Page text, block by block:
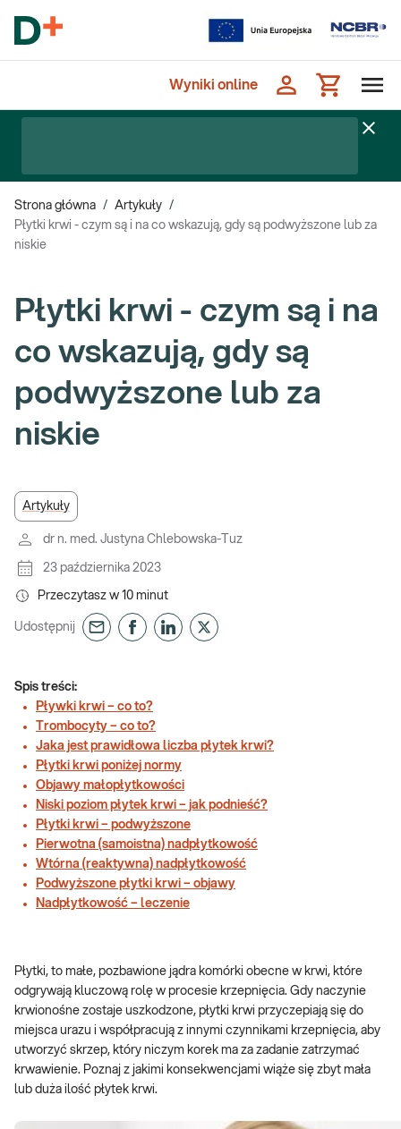
Wyniki online
Strona główna / Artykuły /
Płytki krwi - czym są i na co wskazują, gdy są podwyższone lub za
niskie
Płytki krwi - czym są i na
co wskazują, gdy są
podwyższone lub za
niskie
Artykuły
dr n. med. Justyna Chlebowska-Tuz
23 października 2023
Przeczytasz w 10 minut
Udostępnij
Spis treści:
Pływki krwi – co to?
Trombocyty – co to?
Jaka jest prawidłowa liczba płytek krwi?
Płytki krwi poniżej normy
Objawy małopłytkowości
Niski poziom płytek krwi – jak podnieść?
Płytki krwi – podwyższone
Pierwotna (samoistna) nadpłytkowość
Wtórna (reaktywna) nadpłytkowość
Podwyższone płytki krwi – objawy
Nadpłytkowość – leczenie
Płytki, to małe, pozbawione jądra komórki obecne w krwi, które
odgrywają kluczową rolę w procesie krzepnięcia. Gdy naczynie
krwionośne zostaje uszkodzone, płytki krwi przyczepiają się do
miejsca urazu i współpracują z innymi czynnikami krzepnięcia, aby
utworzyć skrzep, który niczym korek ma za zadanie zatrzymać
krwawienie. Poznaj z jakimi konsekwencjami wiąże się zbyt mała
lub duża ilość płytek krwi.